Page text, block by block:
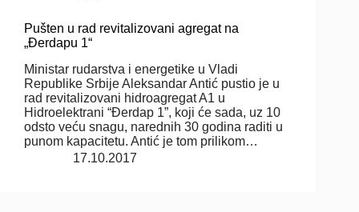
Pušten u rad revitalizovani agregat na
„Đerdapu 1“
Ministar rudarstva i energetike u Vladi
Republike Srbije Aleksandar Antić pustio je u
rad revitalizovani hidroagregat A1 u
Hidroelektrani “Đerdap 1”, koji će sada, uz 10
odsto veću snagu, narednih 30 godina raditi u
punom kapacitetu. Antić je tom prilikom…
17.10.2017